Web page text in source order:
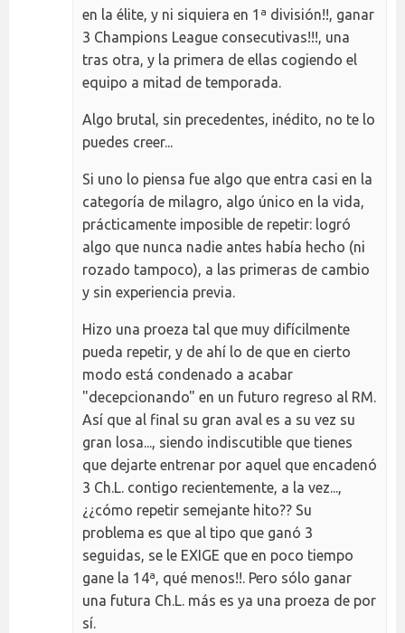
en la élite, y ni siquiera en 1ª división!!, ganar
3 Champions League consecutivas!!!, una
tras otra, y la primera de ellas cogiendo el
equipo a mitad de temporada.
Algo brutal, sin precedentes, inédito, no te lo
puedes creer...
Si uno lo piensa fue algo que entra casi en la
categoría de milagro, algo único en la vida,
prácticamente imposible de repetir: logró
algo que nunca nadie antes había hecho (ni
rozado tampoco), a las primeras de cambio
y sin experiencia previa.
Hizo una proeza tal que muy difícilmente
pueda repetir, y de ahí lo de que en cierto
modo está condenado a acabar
"decepcionando" en un futuro regreso al RM.
Así que al final su gran aval es a su vez su
gran losa..., siendo indiscutible que tienes
que dejarte entrenar por aquel que encadenó
3 Ch.L. contigo recientemente, a la vez...,
¿¿cómo repetir semejante hito?? Su
problema es que al tipo que ganó 3
seguidas, se le EXIGE que en poco tiempo
gane la 14ª, qué menos!!. Pero sólo ganar
una futura Ch.L. más es ya una proeza de por
sí.